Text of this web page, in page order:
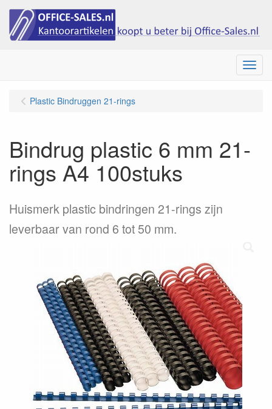
Menu
Plastic Bindruggen 21-rings
Bindrug plastic 6 mm 21-
rings A4 100stuks
Huismerk plastic bindringen 21-rings zijn
leverbaar van rond 6 tot 50 mm.